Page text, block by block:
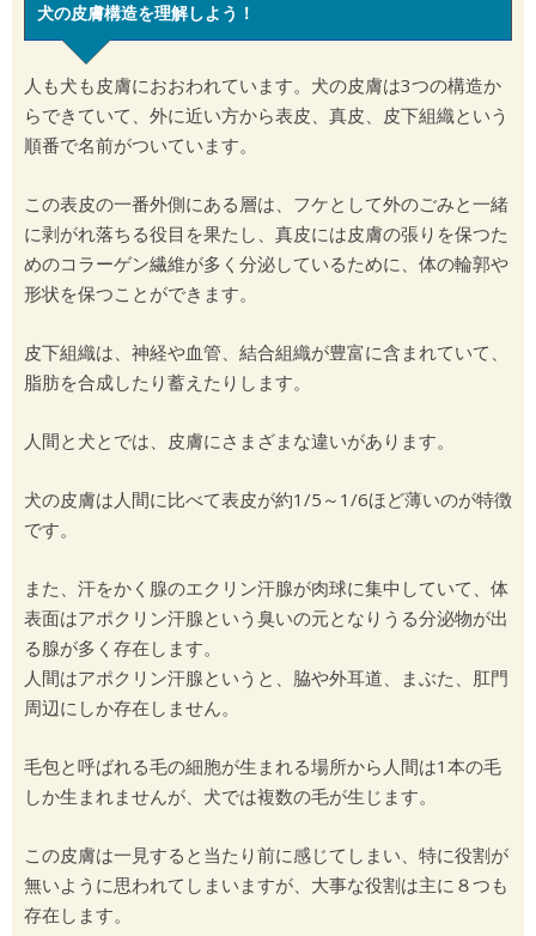
犬の皮膚構造を理解しよう！
人も犬も皮膚におおわれています。犬の皮膚は3つの構造か
らできていて、外に近い方から表皮、真皮、皮下組織という
順番で名前がついています。
この表皮の一番外側にある層は、フケとして外のごみと一緒
に剥がれ落ちる役目を果たし、真皮には皮膚の張りを保つた
めのコラーゲン繊維が多く分泌しているために、体の輪郭や
形状を保つことができます。
皮下組織は、神経や血管、結合組織が豊富に含まれていて、
脂肪を合成したり蓄えたりします。
人間と犬とでは、皮膚にさまざまな違いがあります。
犬の皮膚は人間に比べて表皮が約1/5～1/6ほど薄いのが特徴
です。
また、汗をかく腺のエクリン汗腺が肉球に集中していて、体
表面はアポクリン汗腺という臭いの元となりうる分泌物が出
る腺が多く存在します。
人間はアポクリン汗腺というと、脇や外耳道、まぶた、肛門
周辺にしか存在しません。
毛包と呼ばれる毛の細胞が生まれる場所から人間は1本の毛
しか生まれませんが、犬では複数の毛が生じます。
この皮膚は一見すると当たり前に感じてしまい、特に役割が
無いように思われてしまいますが、大事な役割は主に８つも
存在します。